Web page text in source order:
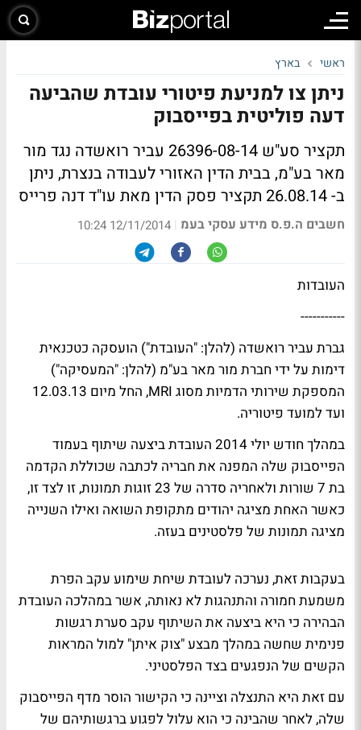
ראשי בארץ
ניתן צו למניעת פיטורי עובדת שהביעה
דעה פוליטית בפייסבוק
תקציר סע"ש 26396-08-14 עביר רואשדה נגד מור
מאר בע"מ, בבית הדין האזורי לעבודה בנצרת, ניתן
ב- 26.08.14 תקציר פסק הדין מאת עו"ד דנה פרייס
חשבים ה.פ.ס מידע עסקי בעמ |
12/11/2014 10:24
העובדות
-----------
גברת עביר רואשדה (להלן: "העובדת") הועסקה כטכנאית
דימות על ידי חברת מור מאר בע"מ (להלן: "המעסיקה")
המספקת שירותי הדמיות מסוג MRI, החל מיום 12.03.13
ועד למועד פיטוריה.
במהלך חודש יולי 2014 העובדת ביצעה שיתוף בעמוד
הפייסבוק שלה המפנה את חבריה לכתבה שכוללת הקדמה
בת 7 שורות ולאחריה סדרה של 23 זוגות תמונות, זו לצד זו,
כאשר האחת מציגה יהודים מתקופת השואה ואילו השנייה
מציגה תמונות של פלסטינים בעזה.
בעקבות זאת, נערכה לעובדת שיחת שימוע עקב הפרת
משמעת חמורה והתנהגות לא נאותה, אשר במהלכה העובדת
הבהירה כי היא ביצעה את השיתוף עקב סערת רגשות
פנימית שחשה במהלך מבצע "צוק איתן" למול המראות
הקשים של הנפגעים בצד הפלסטיני.
עם זאת היא התנצלה וציינה כי הקישור הוסר מדף הפייסבוק
שלה, לאחר שהבינה כי הוא עלול לפגוע ברגשותיהם של